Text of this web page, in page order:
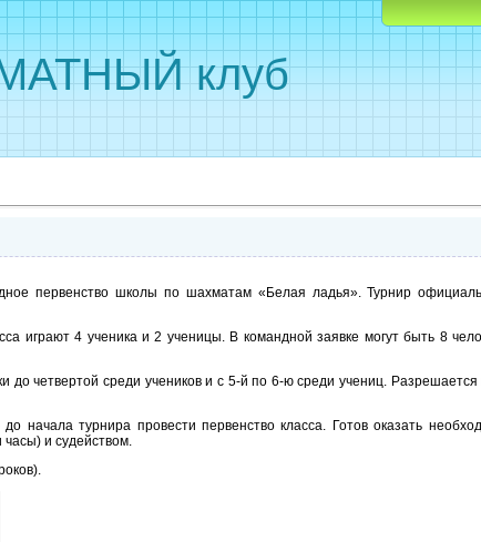
клуб
первенство школы по шахматам «Белая ладья». Турнир
играют 4 ученика и 2 ученицы. В командной заявке могут быть 8
до четвертой среди учеников и с 5-й по 6-ю среди учениц.
начала турнира провести первенство класса. Готов оказать
и судейством.